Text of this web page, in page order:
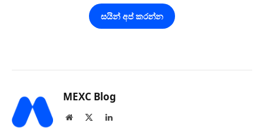
සයින් අප් කරන්න
MEXC Blog
Website LinkedIn